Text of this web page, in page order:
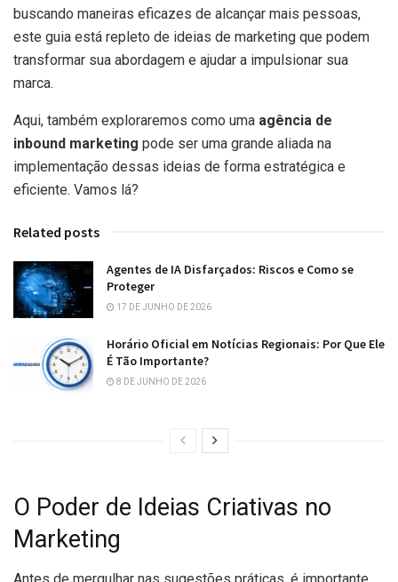
buscando maneiras eficazes de alcançar mais pessoas,
este guia está repleto de ideias de marketing que podem
transformar sua abordagem e ajudar a impulsionar sua
marca.
Aqui, também exploraremos como uma agência de
inbound marketing pode ser uma grande aliada na
implementação dessas ideias de forma estratégica e
eficiente. Vamos lá?
Related posts
Agentes de IA Disfarçados: Riscos e Como se
Proteger
17 DE JUNHO DE 2026
Horário Oficial em Notícias Regionais: Por Que Ele
É Tão Importante?
8 DE JUNHO DE 2026
O Poder de Ideias Criativas no
Marketing